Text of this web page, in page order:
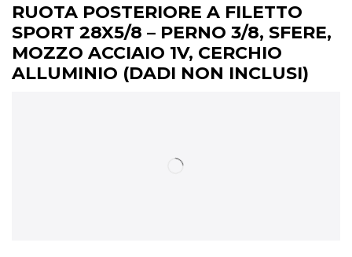
RUOTA POSTERIORE A FILETTO
SPORT 28X5/8 – PERNO 3/8, SFERE,
MOZZO ACCIAIO 1V, CERCHIO
ALLUMINIO (DADI NON INCLUSI)